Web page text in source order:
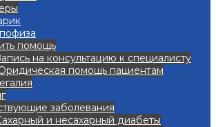
помощь
на консультацию к специалисту
помощь пациентам
заболевания
и несахарный диабеты